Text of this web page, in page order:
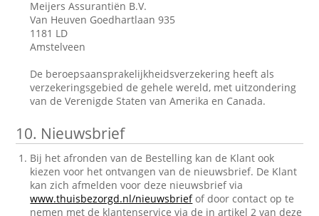
Meijers Assurantiën B.V.
Van Heuven Goedhartlaan 935
1181 LD
Amstelveen
De beroepsaansprakelijkheidsverzekering heeft als
verzekeringsgebied de gehele wereld, met uitzondering
van de Verenigde Staten van Amerika en Canada.
10. Nieuwsbrief
Bij het afronden van de Bestelling kan de Klant ook
kiezen voor het ontvangen van de nieuwsbrief. De Klant
kan zich afmelden voor deze nieuwsbrief via
www.thuisbezorgd.nl/nieuwsbriefof door contact op te
nemen met de klantenservice via de in artikel 2 van deze